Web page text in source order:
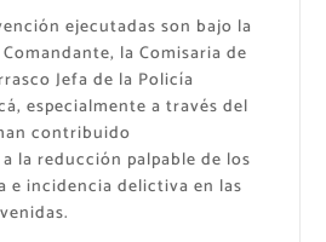
ejecutadas son bajo la
la Comisaria de
Jefa de la Policía
especialmente a través del
contribuido
la reducción palpable de los
e incidencia delictiva en las